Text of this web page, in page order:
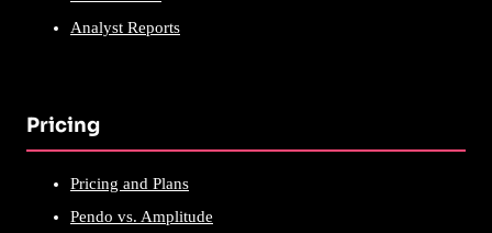
Analyst Reports
Pricing
Pricing and Plans
Pendo vs. Amplitude